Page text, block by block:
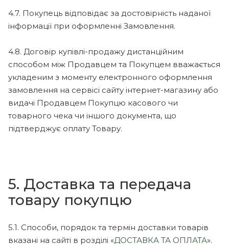
4.7. Покупець відповідає за достовірність наданої
інформації при оформленні Замовлення.
4.8. Договір купівлі-продажу дистанційним
способом між Продавцем та Покупцем вважається
укладеним з моменту електронного оформлення
замовлення на сервісі сайту інтернет-магазину або
видачі Продавцем Покупцю касового чи
товарного чека чи іншого документа, що
підтверджує оплату Товару.
5. Доставка та передача
товару покупцю
5.1. Способи, порядок та термін доставки товарів
вказані на сайті в розділі «ДОСТАВКА ТА ОПЛАТА».